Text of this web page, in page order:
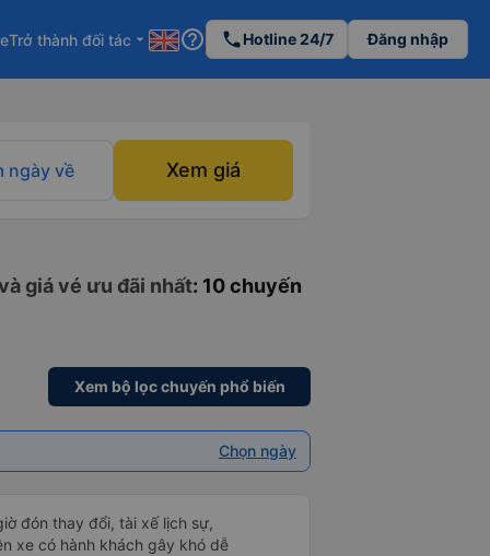
Trở thành đối tác arrow_drop_down help_outline phoneHotline 24/7 Đăng nhập
ngày về Xem giá
giá vé ưu đãi nhất: 10 chuyến
Xem bộ lọc chuyến phổ biến
Chọn ngày
đón thay đổi, tài xế lịch sự,
xe có hành khách gây khó dễ